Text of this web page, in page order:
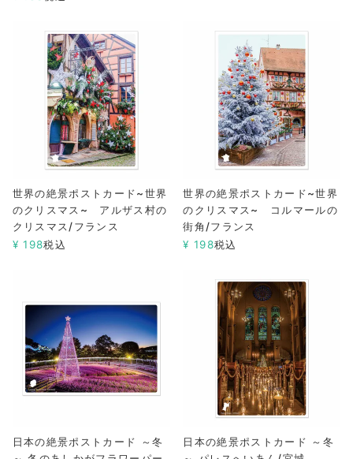
世界の絶景ポストカード~世界
のクリスマス~ アルザス村の
クリスマス/フランス
¥ 198税込
世界の絶景ポストカード~世界
のクリスマス~ コルマールの
街角/フランス
¥ 198税込
日本の絶景ポストカード ～冬
日本の絶景ポストカード ～冬